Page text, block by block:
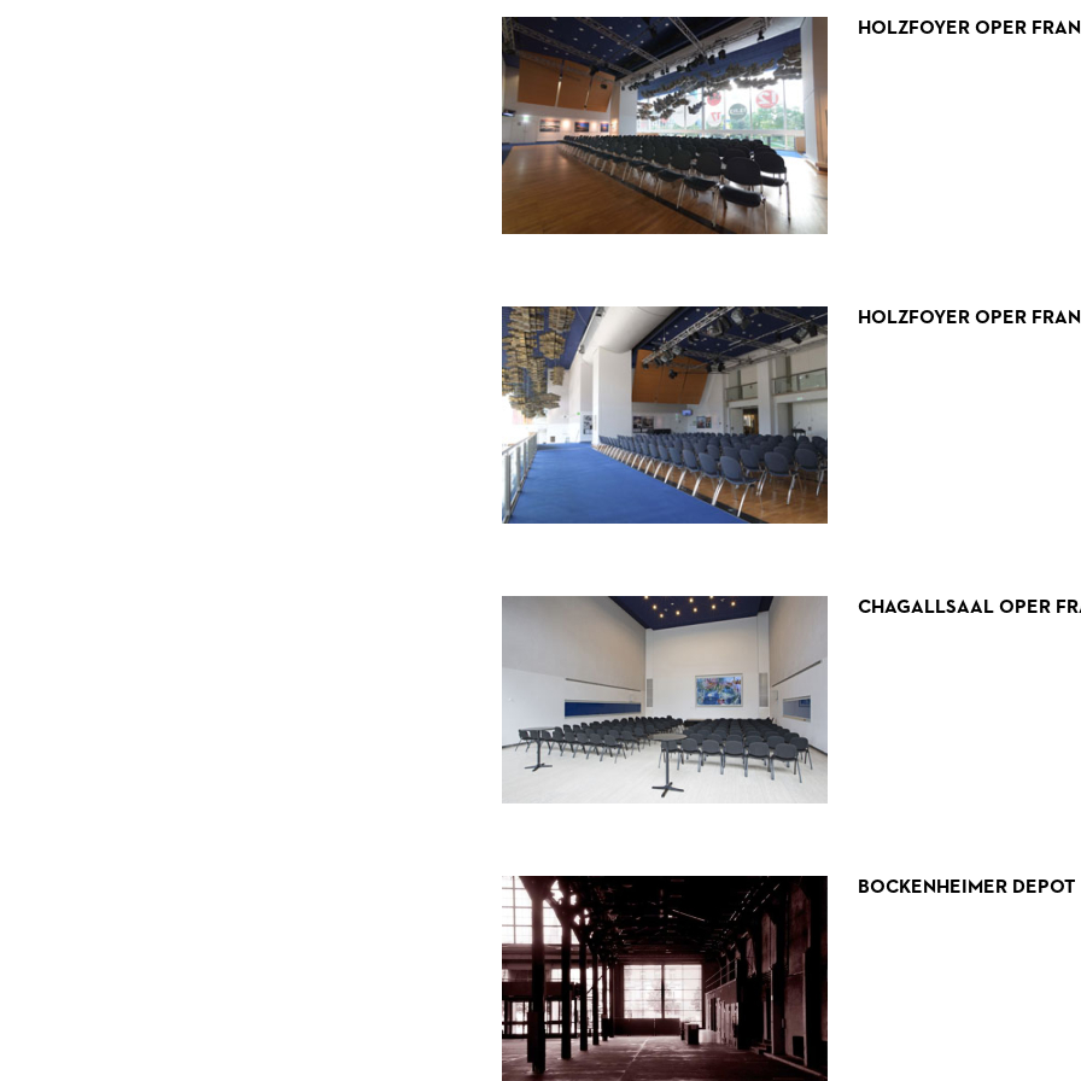
HOLZFOYER OPER
HOLZFOYER OPER
CHAGALLSAAL OPER
BOCKENHEIMER DEPOT